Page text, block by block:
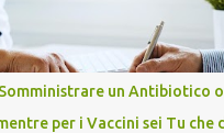
un Antibiotico
per i Vaccini sei Tu che